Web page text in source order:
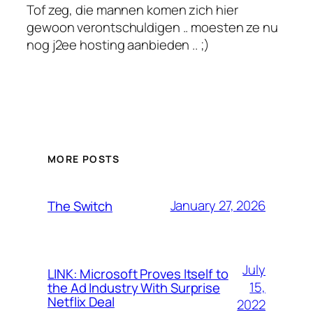
Tof zeg, die mannen komen zich hier
gewoon verontschuldigen .. moesten ze nu
nog j2ee hosting aanbieden .. ;)
MORE POSTS
The Switch January 27, 2026
LINK: Microsoft Proves Itself to
the Ad Industry With Surprise
Netflix Deal
July
15,
2022